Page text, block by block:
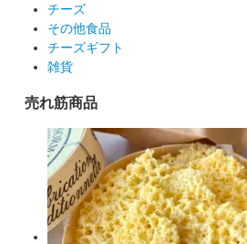
チーズ
その他食品
チーズギフト
雑貨
売れ筋商品